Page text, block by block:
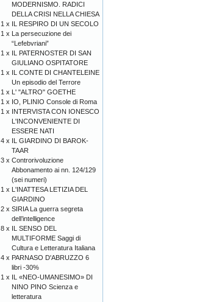
MODERNISMO. RADICI
DELLA CRISI NELLA CHIESA
1 x IL RESPIRO DI UN SECOLO
1 x La persecuzione dei
“Lefebvriani”
1 x IL PATERNOSTER DI SAN
GIULIANO OSPITATORE
1 x IL CONTE DI CHANTELEINE
Un episodio del Terrore
1 x L' "ALTRO" GOETHE
1 x IO, PLINIO Console di Roma
1 x INTERVISTA CON IONESCO
L'INCONVENIENTE DI
ESSERE NATI
4 x IL GIARDINO DI BAROK-
TAAR
3 x Controrivoluzione
Abbonamento ai nn. 124/129
(sei numeri)
1 x L'INATTESA LETIZIA DEL
GIARDINO
2 x SIRIA La guerra segreta
dell’intelligence
8 x IL SENSO DEL
MULTIFORME Saggi di
Cultura e Letteratura Italiana
4 x PARNASO D'ABRUZZO 6
libri -30%
1 x IL «NEO-UMANESIMO» DI
NINO PINO Scienza e
letteratura